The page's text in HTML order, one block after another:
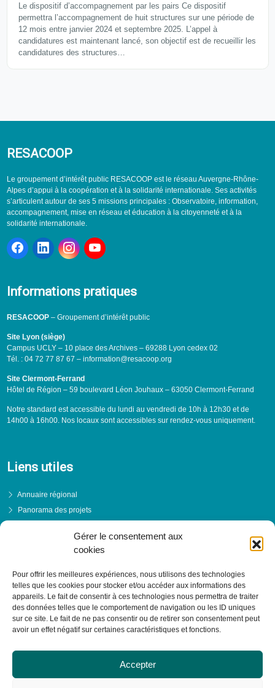
Gérer le consentement aux
cookies
Pour offrir les meilleures expériences, nous utilisons des technologies
telles que les cookies pour stocker et/ou accéder aux informations des
appareils. Le fait de consentir à ces technologies nous permettra de traiter
des données telles que le comportement de navigation ou les ID uniques
sur ce site. Le fait de ne pas consentir ou de retirer son consentement peut
avoir un effet négatif sur certaines caractéristiques et fonctions.
Accepter
Le dispositif d’accompagnement par les pairs Ce dispositif
permettra l’accompagnement de huit structures sur une période de
12 mois entre janvier 2024 et septembre 2025. L’appel à
candidatures est maintenant lancé, son objectif est de recueillir les
candidatures des structures…
RESACOOP
Le groupement d’intérêt public RESACOOP est le réseau Auvergne-Rhône-
Alpes d’appui à la coopération et à la solidarité internationale. Ses activités
s’articulent autour de ses 5 missions principales : Observatoire, information,
accompagnement, mise en réseau et éducation à la citoyenneté et à la
solidarité internationale.
Informations pratiques
RESACOOP– Groupement d’intérêt public
Site Lyon (siège)
Campus UCLY – 10 place des Archives – 69288 Lyon cedex 02
Tél. : 04 72 77 87 67 – information@resacoop.org
Site Clermont-Ferrand
Hôtel de Région – 59 boulevard Léon Jouhaux – 63050 Clermont-Ferrand
Notre standard est accessible du lundi au vendredi de 10h à 12h30 et de
14h00 à 16h00. Nos locaux sont accessibles sur rendez-vous uniquement.
Liens utiles
Annuaire régional
Panorama des projets